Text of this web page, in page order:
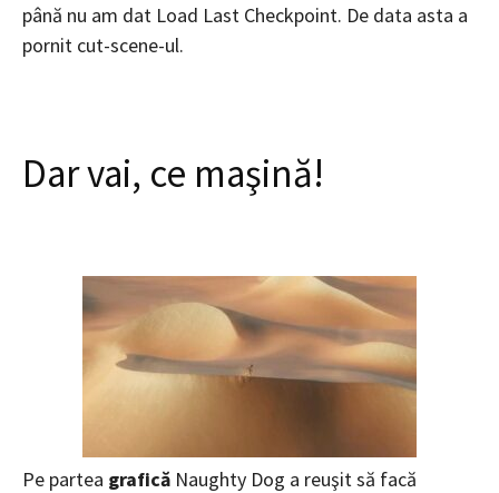
până nu am dat Load Last Checkpoint. De data asta a
pornit cut-scene-ul.
Dar vai, ce maşină!
Pe partea grafică Naughty Dog a reuşit să facă